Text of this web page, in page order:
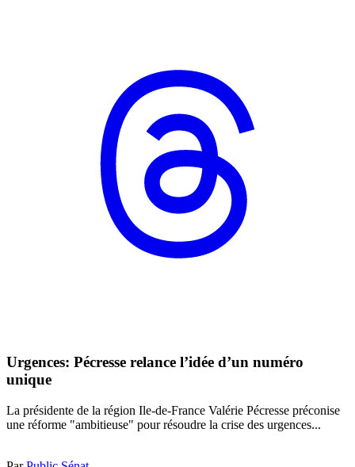
Urgences: Pécresse relance l’idée d’un numéro
unique
La présidente de la région Ile-de-France Valérie Pécresse préconise
une réforme "ambitieuse" pour résoudre la crise des urgences...